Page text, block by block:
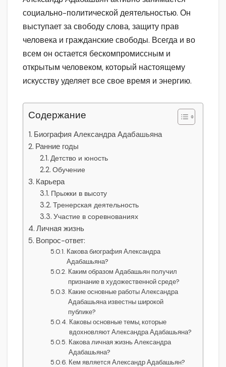
социально-политической деятельностью. Он
выступает за свободу слова, защиту прав
человека и гражданские свободы. Всегда и во
всем он остается бескомпромиссным и
открытым человеком, который настоящему
искусству уделяет все свое время и энергию.
Содержание
Биография Александра Адабашьяна
Ранние годы
Детство и юность
Обучение
Карьера
Прыжки в высоту
Тренерская деятельность
Участие в соревнованиях
Личная жизнь
Вопрос-ответ:
Какова биография Александра
Адабашьяна?
Каким образом Адабашьян получил
признание в художественной среде?
Какие основные работы Александра
Адабашьяна известны широкой
публике?
Каковы основные темы, которые
вдохновляют Александра Адабашьяна?
Какова личная жизнь Александра
Адабашьяна?
Кем является Александр Адабашьян?